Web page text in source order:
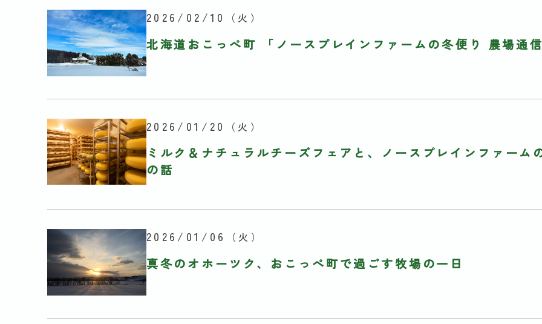
2026/02/10 （火）
北海道おこっぺ町 「ノースプレインファームの冬便り 農場通
2026/01/20 （火）
ミルク＆ナチュラルチーズフェアと、ノースプレインファーム
の話
2026/01/06 （火）
真冬のオホーツク、おこっぺ町で過ごす牧場の一日